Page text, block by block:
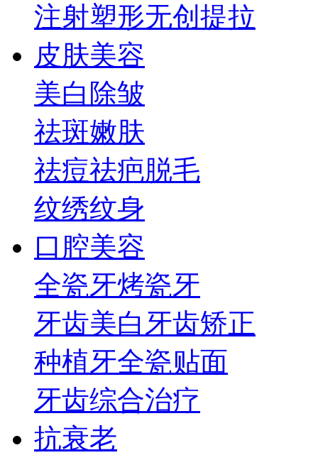
注射塑形无创提拉
皮肤美容
美白 除皱
祛斑嫩肤
祛痘祛疤脱毛
纹绣纹身
口腔美容
全瓷牙烤瓷牙
牙齿美白 牙齿矫正
种植牙全瓷贴面
牙齿综合治疗
抗衰老